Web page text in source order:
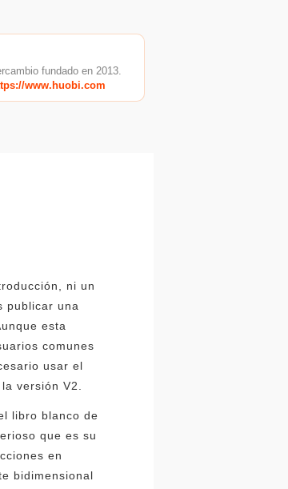
fundado en 2013.
www.huobi.com
ni un
publicar una
esta
comunes
usar el
versión V2.
libro blanco de
que es su
en
bidimensional